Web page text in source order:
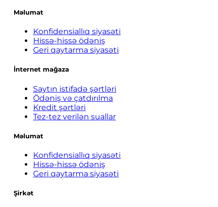
Məlumat
Konfidensiallıq siyasəti
Hissə-hissə ödəniş
Geri qaytarma siyasəti
İnternet mağaza
Saytın istifadə şərtləri
Ödəniş və çatdırılma
Kredit şərtləri
Tez-tez verilən suallar
Məlumat
Konfidensiallıq siyasəti
Hissə-hissə ödəniş
Geri qaytarma siyasəti
Şirkət